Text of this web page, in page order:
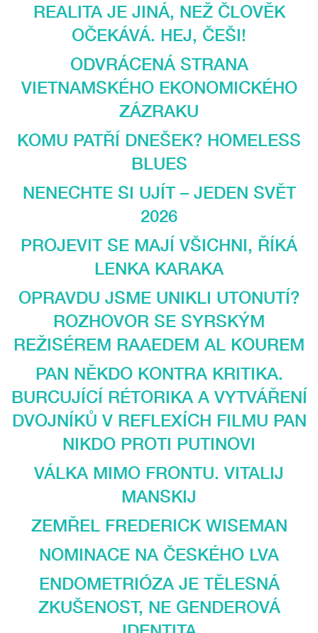
REALITA JE JINÁ, NEŽ ČLOVĚK
OČEKÁVÁ. HEJ, ČEŠI!
ODVRÁCENÁ STRANA
VIETNAMSKÉHO EKONOMICKÉHO
ZÁZRAKU
KOMU PATŘÍ DNEŠEK? HOMELESS
BLUES
NENECHTE SI UJÍT – JEDEN SVĚT
2026
PROJEVIT SE MAJÍ VŠICHNI, ŘÍKÁ
LENKA KARAKA
OPRAVDU JSME UNIKLI UTONUTÍ?
ROZHOVOR SE SYRSKÝM
REŽISÉREM RAAEDEM AL KOUREM
PAN NĚKDO KONTRA KRITIKA.
BURCUJÍCÍ RÉTORIKA A VYTVÁŘENÍ
DVOJNÍKŮ V REFLEXÍCH FILMU PAN
NIKDO PROTI PUTINOVI
VÁLKA MIMO FRONTU. VITALIJ
MANSKIJ
ZEMŘEL FREDERICK WISEMAN
NOMINACE NA ČESKÉHO LVA
ENDOMETRIÓZA JE TĚLESNÁ
ZKUŠENOST, NE GENDEROVÁ